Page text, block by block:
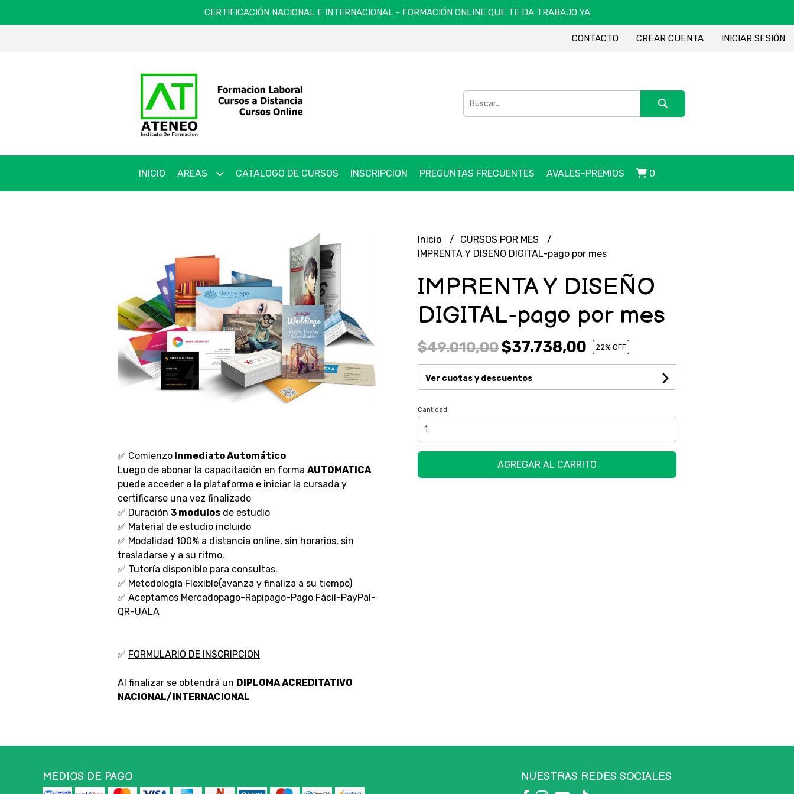
CERTIFICACIÓN NACIONAL E INTERNACIONAL - FORMACIÓN ONLINE QUE TE DA TRABAJO YA
CONTACTO CREAR CUENTA INICIAR SESIÓN
INICIO AREAS CATALOGO DE CURSOS INSCRIPCION PREGUNTAS FRECUENTES AVALES-PREMIOS 0
✅ Comienzo Inmediato Automático
Luego de abonar la capacitación en forma AUTOMATICA
puede acceder a la plataforma e iniciar la cursada y
certificarse una vez finalizado
✅ Duración 3 modulos de estudio
✅ Material de estudio incluido
✅ Modalidad 100% a distancia online, sin horarios, sin
trasladarse y a su ritmo.
✅ Tutoría disponible para consultas.
✅ Metodología Flexible(avanza y finaliza a su tiempo)
✅ Aceptamos Mercadopago-Rapipago-Pago Fácil-PayPal-
QR-UALA
✅ FORMULARIO DE INSCRIPCION
Al finalizar se obtendrá un DIPLOMA ACREDITATIVO
NACIONAL/INTERNACIONAL
Inicio
CURSOS POR MES
IMPRENTA Y DISEÑO DIGITAL-pago por mes
IMPRENTA Y DISEÑO
DIGITAL-pago por mes
$49.010,00$37.738,00 22% OFF
Ver cuotas y descuentos
Cantidad
AGREGAR AL CARRITO
MEDIOS DE PAGO NUESTRAS REDES SOCIALES